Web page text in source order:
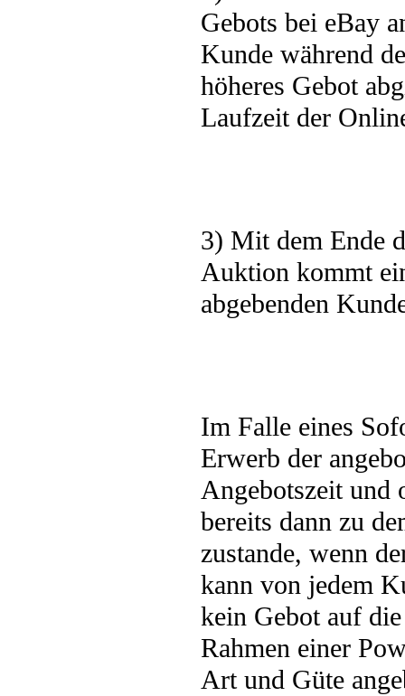
Gebots bei eBay
Kunde während
höheres Gebot
Laufzeit der
3) Mit dem Ende
Auktion kommt
abgebenden
Im Falle eines
Erwerb der
Angebotszeit und
bereits dann zu
zustande, wenn
kann von jedem
kein Gebot auf
Rahmen einer
Art und Güte